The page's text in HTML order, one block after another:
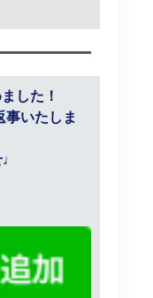
した！
事いたしま